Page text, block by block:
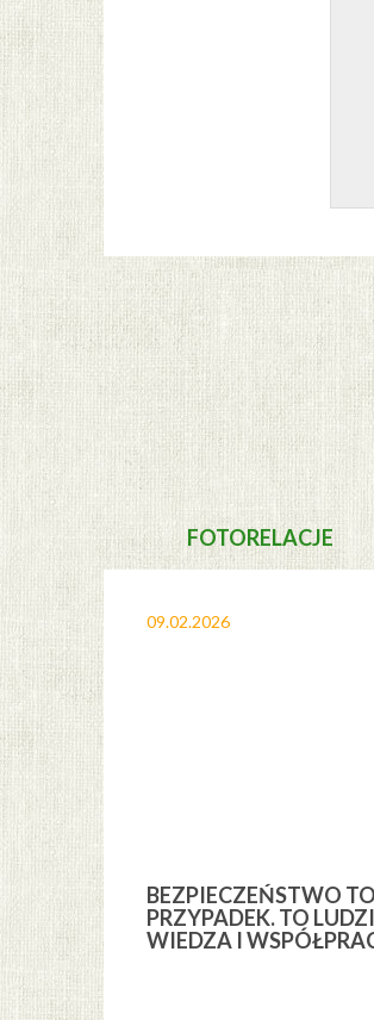
FOTORELACJE
Z
GMINY
09.02.2026
BEZPIECZEŃSTWO
PRZYPADEK. TO
WIEDZA I